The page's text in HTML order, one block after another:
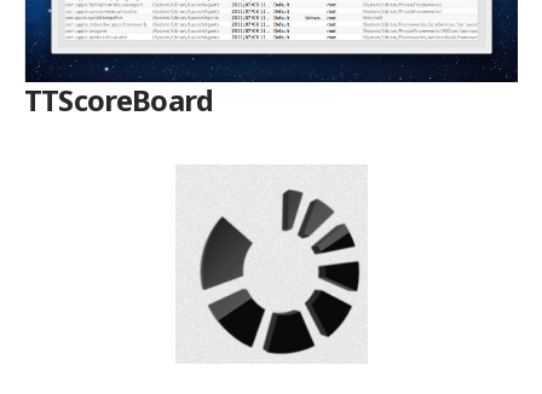
TTScoreBoard